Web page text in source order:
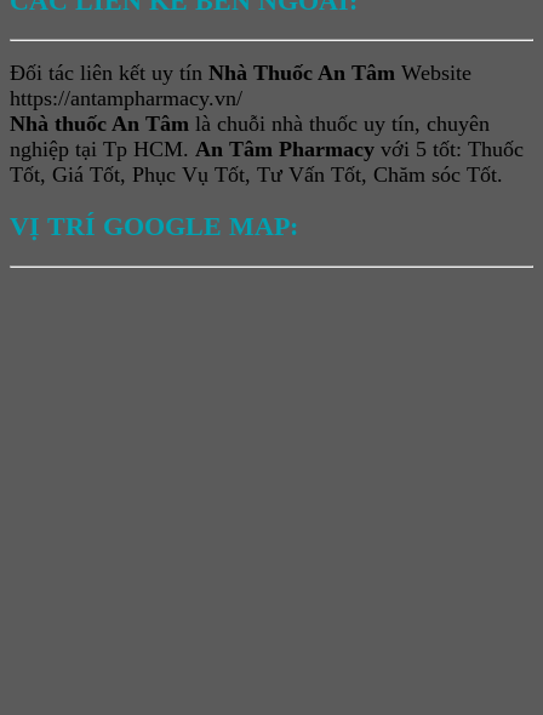
Đối tác liên kết uy tín Nhà Thuốc An Tâm Website
https://antampharmacy.vn/
Nhà thuốc An Tâm là chuỗi nhà thuốc uy tín, chuyên
nghiệp tại Tp HCM. An Tâm Pharmacy với 5 tốt: Thuốc
Tốt, Giá Tốt, Phục Vụ Tốt, Tư Vấn Tốt, Chăm sóc Tốt.
VỊ TRÍ GOOGLE MAP: